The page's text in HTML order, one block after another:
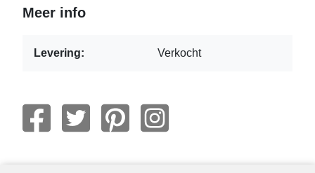
Meer info
Levering: Verkocht